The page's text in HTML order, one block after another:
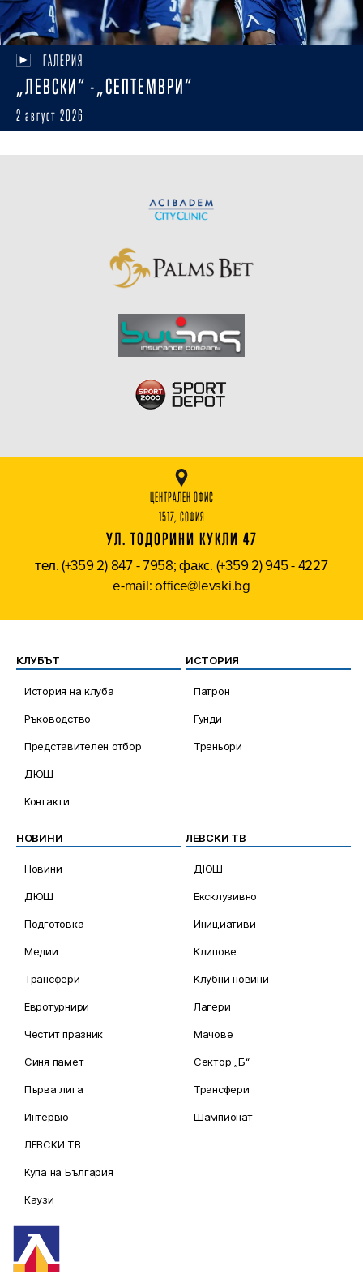
ГАЛЕРИЯ
„ЛЕВСКИ“ -„СЕПТЕМВРИ“
2 август 2026
ЦЕНТРАЛЕН ОФИС
1517, СОФИЯ
УЛ. ТОДОРИНИ КУКЛИ 47
тел. (+359 2) 847 - 7958; факс. (+359 2) 945 - 4227
e-mail: office@levski.bg
КЛУБЪТ
История на клуба
Ръководство
Представителен отбор
ДЮШ
Контакти
ИСТОРИЯ
Патрон
Гунди
Треньори
НОВИНИ
Новини
ДЮШ
Подготовка
Медии
Трансфери
Евротурнири
Честит празник
Синя памет
Първа лига
Интервю
ЛЕВСКИ ТВ
Купа на България
Каузи
ЛЕВСКИ ТВ
ДЮШ
Ексклузивно
Инициативи
Клипове
Клубни новини
Лагери
Мачове
Сектор „Б“
Трансфери
Шампионат